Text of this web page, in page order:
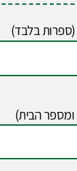
(ספרות בלבד)
הבית)